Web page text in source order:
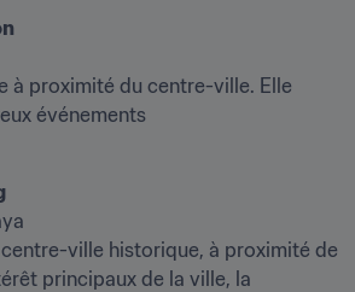
à proximité du centre-ville. Elle
événements
ville historique, à proximité de
principaux de la ville, la